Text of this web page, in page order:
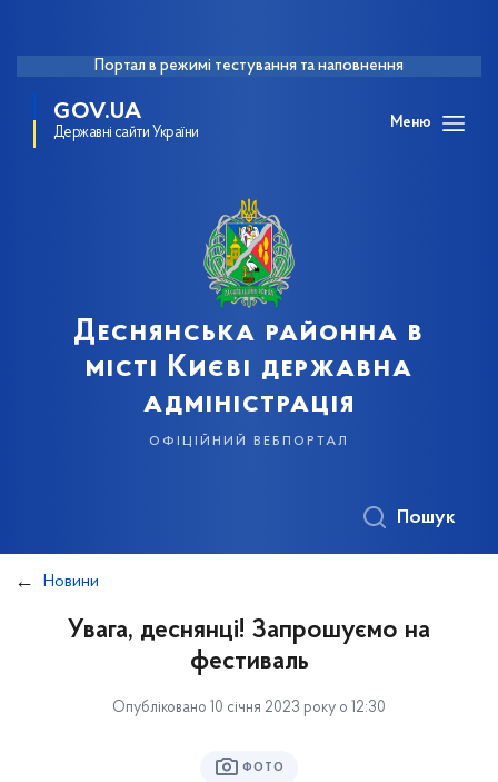
Портал в режимі тестування та наповнення
GOV.UA
Державні сайти України
Меню
Деснянська районна в
місті Києві державна
адміністрація
офіційний вебпортал
Пошук
Новини
Увага, деснянці! Запрошуємо на
фестиваль
Опубліковано 10 січня 2023 року о 12:30
ФОТО